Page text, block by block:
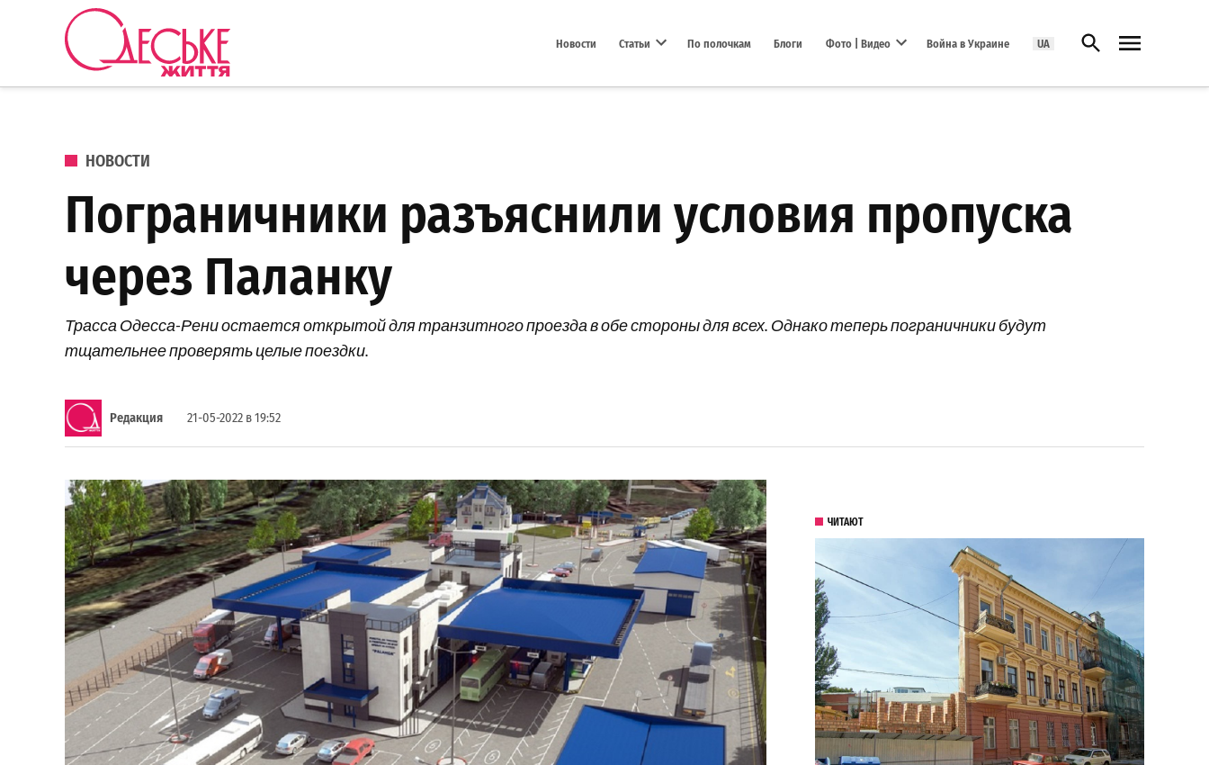
Перейти к содержанию
Новости Статьи По полочкам Блоги Фото | Видео Война в Украине UA Открыть поиск
ОПУБЛИКОВАНО В
НОВОСТИ
Пограничники разъяснили условия пропуска
через Паланку
Трасса Одесса-Рени остается открытой для транзитного проезда в обе стороны для всех. Однако теперь пограничники будут
тщательнее проверять целые поездки.
Редакция 21-05-2022 в 19:52
ЧИТАЮТ